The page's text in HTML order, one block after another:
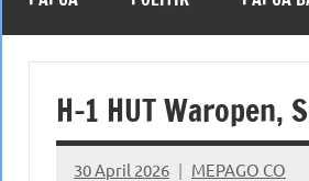
H-1 HUT Waropen,
30 April 2026 MEPAGO CO